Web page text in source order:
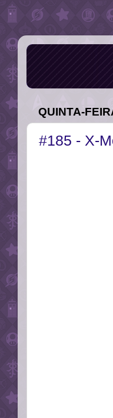
QUINTA-
#185 - X-